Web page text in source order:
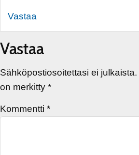
Vastaa
Vastaa
Sähköpostiosoitettasi ei julkaista.
on merkitty *
Kommentti *